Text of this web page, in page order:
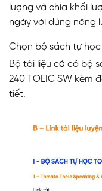
lượng và chia khối
ngày với đúng năng
Chọn bộ sách tự
Bộ tài liệu có cả bộ
240 TOEIC SW kèm
tiết.